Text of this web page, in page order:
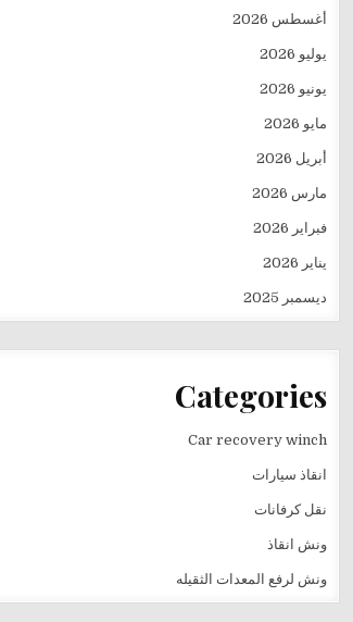
أغسطس 2026
يوليو 2026
يونيو 2026
مايو 2026
أبريل 2026
مارس 2026
فبراير 2026
يناير 2026
ديسمبر 2025
Categories
Car recovery winch
انقاذ سيارات
نقل كرفانات
ونش انقاذ
ونش لرفع المعدات الثقيله